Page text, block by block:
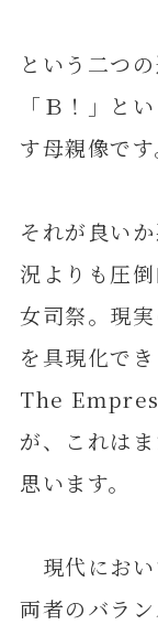
という二つ
「Ｂ！」と
す母親像です
それが良い
況よりも圧
女司祭。現
を具現化で
The
が、これは
思います。
現代におい
両者のバラ